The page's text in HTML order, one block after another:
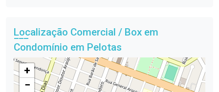
Localização Comercial / Box em
Condomínio em Pelotas
+
−